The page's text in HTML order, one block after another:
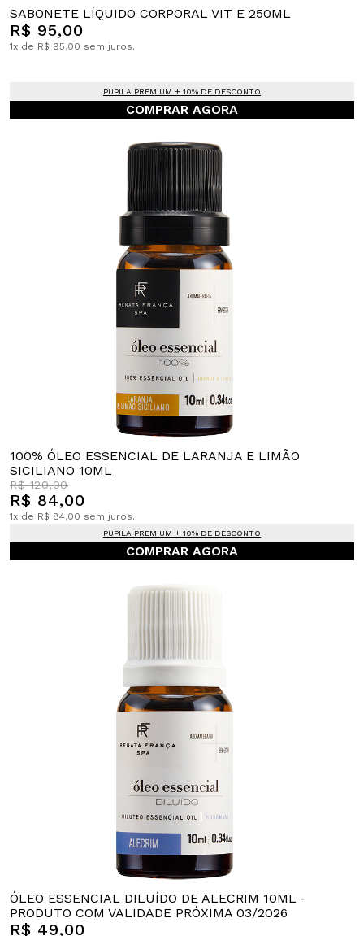
SABONETE LÍQUIDO CORPORAL VIT E 250ML
R$ 95,00
1x de R$ 95,00 sem juros.
PUPILA PREMIUM + 10% DE DESCONTO
COMPRAR AGORA
100% ÓLEO ESSENCIAL DE LARANJA E LIMÃO
SICILIANO 10ML
R$ 120,00
R$ 84,00
1x de R$ 84,00 sem juros.
PUPILA PREMIUM + 10% DE DESCONTO
COMPRAR AGORA
ÓLEO ESSENCIAL DILUÍDO DE ALECRIM 10ML -
PRODUTO COM VALIDADE PRÓXIMA 03/2026
R$ 49,00